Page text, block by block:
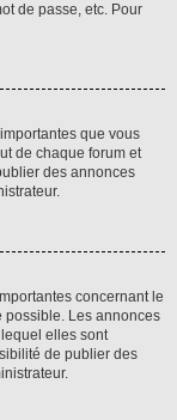
de passe, etc. Pour
que vous
de chaque forum et
des annonces
concernant le
possible. Les annonces
elles sont
de publier des